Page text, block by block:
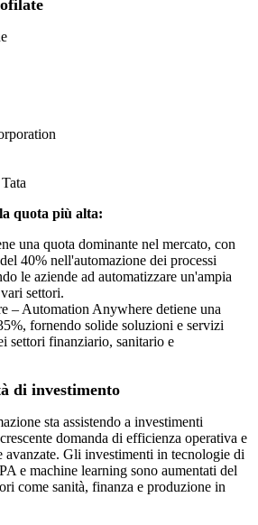
quota più alta:
una quota dominante nel mercato, con
40% nell'automazione dei processi
le aziende ad automatizzare un'ampia
settori.
– Automation Anywhere detiene una
fornendo solide soluzioni e servizi
settori finanziario, sanitario e
di investimento
sta assistendo a investimenti
domanda di efficienza operativa e
avanzate. Gli investimenti in tecnologie di
e machine learning sono aumentati del
come sanità, finanza e produzione in